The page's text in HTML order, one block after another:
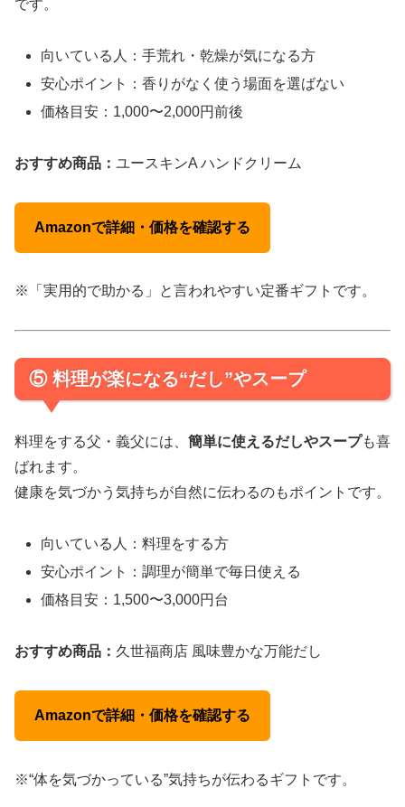
です。
向いている人：手荒れ・乾燥が気になる方
安心ポイント：香りがなく使う場面を選ばない
価格目安：1,000〜2,000円前後
おすすめ商品： ユースキンA ハンドクリーム
Amazonで詳細・価格を確認する
※「実用的で助かる」と言われやすい定番ギフトです。
⑤ 料理が楽になる“だし”やスープ
料理をする父・義父には、 簡単に使えるだしやスープも喜
ばれます。
健康を気づかう気持ちが自然に伝わるのもポイントです。
向いている人：料理をする方
安心ポイント：調理が簡単で毎日使える
価格目安：1,500〜3,000円台
おすすめ商品： 久世福商店 風味豊かな万能だし
Amazonで詳細・価格を確認する
※“体を気づかっている”気持ちが伝わるギフトです。